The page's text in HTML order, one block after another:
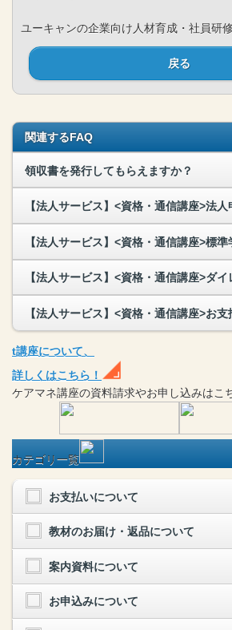
ユーキャンの企業向け人材育成・社員研
戻る
関連するFAQ
領収書を発行してもらえますか？
t講座について、
詳しくはこちら！
ケアマネ講座の資料請求やお申し込みはこ
カテゴリ一覧
お支払いについて
教材のお届け・返品について
案内資料について
お申込みについて